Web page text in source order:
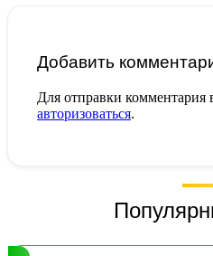
Добавить
Для отправки комментария
авторизоваться.